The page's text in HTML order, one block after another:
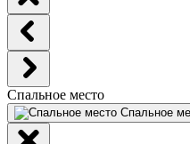
Спальное место
Спальное